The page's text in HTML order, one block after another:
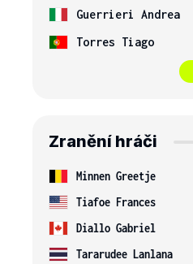
Guerrieri Andrea
Torres Tiago
Zranění hráči
Minnen Greetje
Tiafoe Frances
Diallo Gabriel
Tararudee Lanlana